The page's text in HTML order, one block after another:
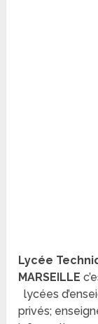
Lycée
MARSEILLE
lycées
privés;